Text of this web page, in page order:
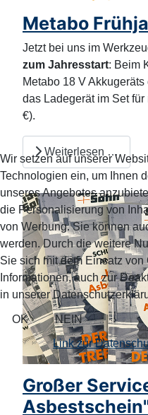
Metabo
Jetzt bei uns im
zum Jahresstart: Beim
Metabo 18 V
das Ladegerät im Set für
€).
Weiterlesen …
Großer
Wir setzen auf unserer
Technologien ein, um Ihnen
unseres Angebotes
die Personalisierung von
von Werbung. Sie können
werden. Durch die weitere
Sie sich mit dem Einsatz
Informationen, auch zur
in unserer
OK NEIN
Link zur